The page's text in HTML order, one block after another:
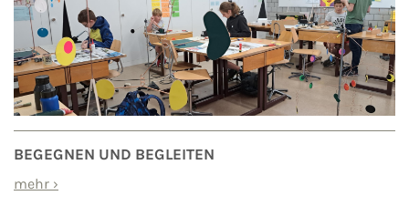
BEGEGNEN UND BEGLEITEN
mehr ›